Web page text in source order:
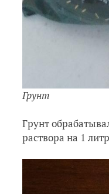
Грунт
Грунт
раствора на 1